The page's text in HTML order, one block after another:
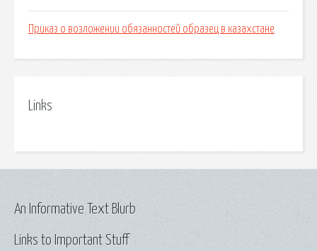
Приказ о возложении обязанностей образец в казахстане
Links
Links to Important Stuff
An Informative Text Blurb